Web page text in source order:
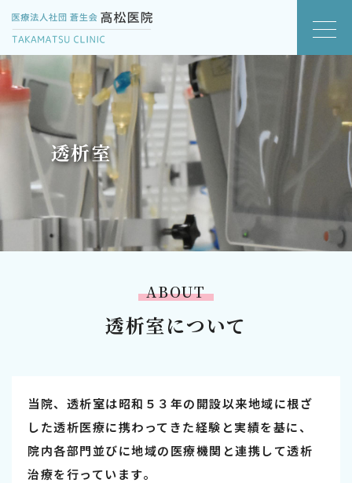
透析室
ABOUT
透析室について
当院、透析室は昭和５３年の開設以来地域に根ざ
した透析医療に携わってきた経験と実績を基に、
院内各部門並びに地域の医療機関と連携して透析
治療を行っています。